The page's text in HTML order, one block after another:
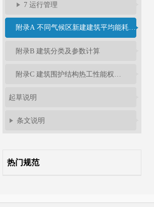
7 运行管理
附录B 建筑分类及参数计算
起草说明
条文说明
热门规范